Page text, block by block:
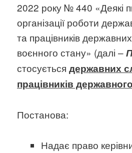
2022 року № 440 «Деякі
організації роботи
та працівників
воєнного стану» (далі –
стосуєтьсядержавних
працівників
Постанова:
Надає право